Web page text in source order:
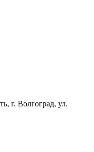
г. Волгоград, ул.